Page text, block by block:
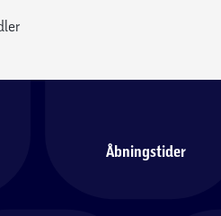
Åbningstider